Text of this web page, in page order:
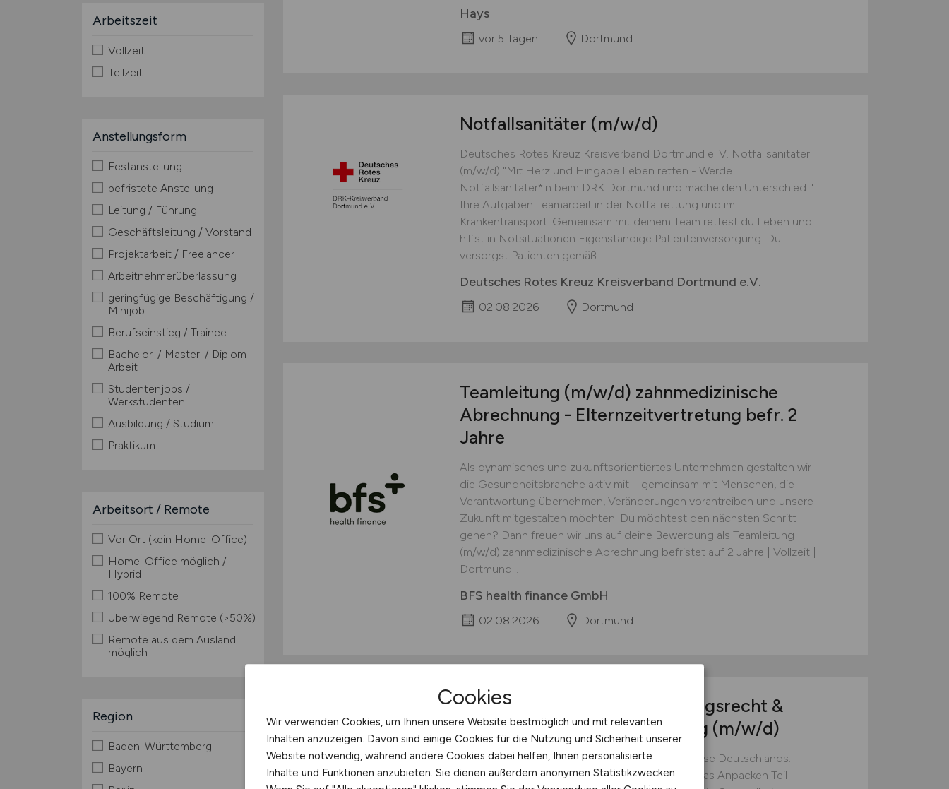
Arbeitszeit
Vollzeit
Teilzeit
Anstellungsform
Festanstellung
befristete Anstellung
Leitung / Führung
Geschäftsleitung / Vorstand
Projektarbeit / Freelancer
Arbeitnehmerüberlassung
geringfügige Beschäftigung /
Minijob
Berufseinstieg / Trainee
Bachelor-/ Master-/ Diplom-
Arbeit
Studentenjobs /
Werkstudenten
Ausbildung / Studium
Praktikum
Arbeitsort / Remote
Vor Ort (kein Home-Office)
Home-Office möglich /
Hybrid
100% Remote
Überwiegend Remote (>50%)
Remote aus dem Ausland
möglich
Region
Baden-Württemberg
Bayern
Hays
vor 5 Tagen Dortmund
Notfallsanitäter (m/w/d)
Deutsches Rotes Kreuz Kreisverband Dortmund e. V. Notfallsanitäter
(m/w/d) "Mit Herz und Hingabe Leben retten - Werde
Notfallsanitäter*in beim DRK Dortmund und mache den Unterschied!"
Ihre Aufgaben Teamarbeit in der Notfallrettung und im
Krankentransport: Gemeinsam mit deinem Team rettest du Leben und
hilfst in Notsituationen Eigenständige Patientenversorgung: Du
versorgst Patienten gemäß...
Deutsches Rotes Kreuz Kreisverband Dortmund e.V.
02.08.2026 Dortmund
Teamleitung (m/w/d) zahnmedizinische
Abrechnung - Elternzeitvertretung befr. 2
Jahre
Als dynamisches und zukunftsorientiertes Unternehmen gestalten wir
die Gesundheitsbranche aktiv mit – gemeinsam mit Menschen, die
Verantwortung übernehmen, Veränderungen vorantreiben und unsere
Zukunft mitgestalten möchten. Du möchtest den nächsten Schritt
gehen? Dann freuen wir uns auf deine Bewerbung als Teamleitung
(m/w/d) zahnmedizinische Abrechnung befristet auf 2 Jahre | Vollzeit |
Dortmund...
BFS health finance GmbH
02.08.2026 Dortmund
Experte Krankenhausvergütungsrecht &
Medizinrecht - Prozessführung (m/w/d)
Die IKK classic ist die größte Innungskrankenkasse Deutschlands.
Durch die enge Verbindung zum Handwerk ist das Anpacken Teil
Cookies
Wir verwenden Cookies, um Ihnen unsere Website bestmöglich und mit relevanten
Inhalten anzuzeigen. Davon sind einige Cookies für die Nutzung und Sicherheit unserer
Website notwendig, während andere Cookies dabei helfen, Ihnen personalisierte
Inhalte und Funktionen anzubieten. Sie dienen außerdem anonymen Statistikzwecken.